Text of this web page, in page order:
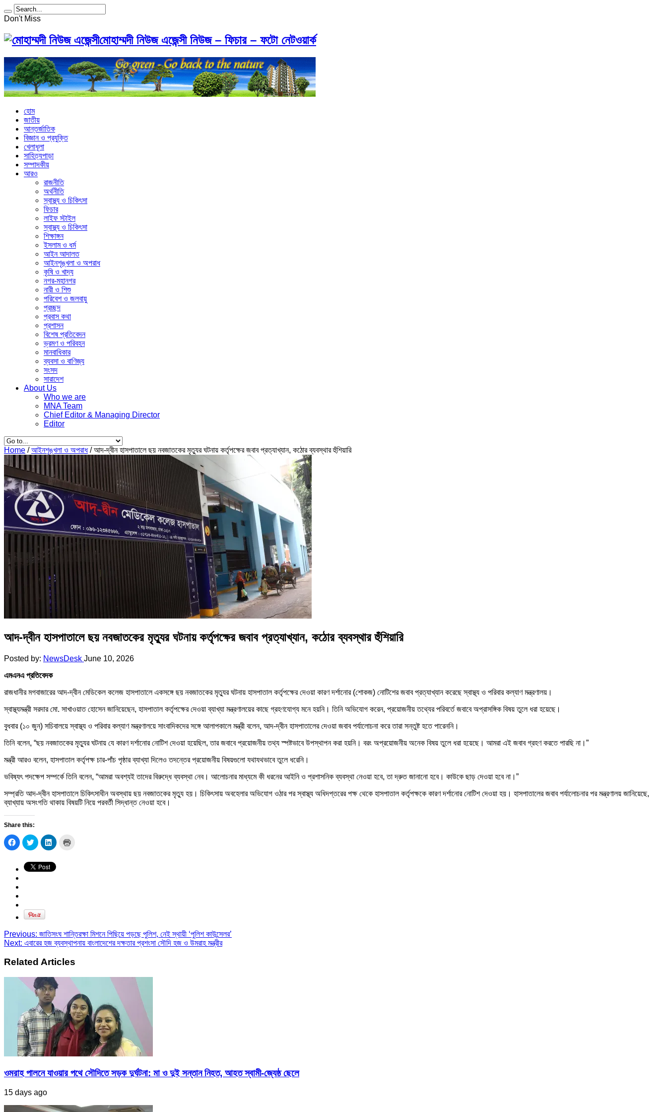
Don't Miss
মোহাম্মদী নিউজ এজেন্সী নিউজ – ফিচার – ফটো নেটওয়ার্ক
হোম
জাতীয়
আন্তর্জাতিক
বিজ্ঞান ও প্রযুক্তি
খেলাধূলা
সাহিত্যপাড়া
সম্পাদকীয়
আরও
রাজনীতি
অর্থনীতি
স্বাস্থ্য ও চিকিৎসা
ফিচার
লাইফ স্টাইল
স্বাস্থ্য ও চিকিৎসা
শিক্ষাঙ্গন
ইসলাম ও ধর্ম
আইন আদালত
আইনশৃঙ্খলা ও অপরাধ
কৃষি ও খাদ্য
নগর-মহানগর
নারী ও ‍শিশু
পরিবেশ ও জলবায়ু
প্রচ্ছদ
প্রবাস কথা
প্রশাসন
বিশেষ প্রতিবেদন
ভ্রমণ ও পরিবহন
মানবাধিকার
ব্যবসা ও বাণিজ্য
সংসদ
সারাদেশ
About Us
Who we are
MNA Team
Chief Editor & Managing Director
Editor
Home /আইনশৃঙ্খলা ও অপরাধ/আদ-দ্বীন হাসপাতালে ছয় নবজাতকের মৃত্যুর ঘটনায় কর্তৃপক্ষের জবাব প্রত্যাখ্যান, কঠোর ব্যবস্থার হুঁশিয়ারি
আদ-দ্বীন হাসপাতালে ছয় নবজাতকের মৃত্যুর ঘটনায় কর্তৃপক্ষের জবাব প্রত্যাখ্যান, কঠোর ব্যবস্থার হুঁশিয়ারি
Posted by: NewsDesk June 10, 2026
এমএনএ প্রতিবেদক
রাজধানীর মগবাজারের আদ-দ্বীন মেডিকেল কলেজ হাসপাতালে একসঙ্গে ছয় নবজাতকের মৃত্যুর ঘটনায় হাসপাতাল কর্তৃপক্ষের দেওয়া কারণ দর্শানোর (শোকজ) নোটিশের জবাব প্রত্যাখ্যান করেছে স্বাস্থ্য ও পরিবার কল্যাণ মন্ত্রণালয়।
স্বাস্থ্যমন্ত্রী সরদার মো. সাখাওয়াত হোসেন জানিয়েছেন, হাসপাতাল কর্তৃপক্ষের দেওয়া ব্যাখ্যা মন্ত্রণালয়ের কাছে গ্রহণযোগ্য মনে হয়নি। তিনি অভিযোগ করেন, প্রয়োজনীয় তথ্যের পরিবর্তে জবাবে অপ্রাসঙ্গিক বিষয় তুলে ধরা হয়েছে।
বুধবার (১০ জুন) সচিবালয়ে স্বাস্থ্য ও পরিবার কল্যাণ মন্ত্রণালয়ে সাংবাদিকদের সঙ্গে আলাপকালে মন্ত্রী বলেন, আদ-দ্বীন হাসপাতালের দেওয়া জবাব পর্যালোচনা করে তারা সন্তুষ্ট হতে পারেননি।
তিনি বলেন, “ছয় নবজাতকের মৃত্যুর ঘটনায় যে কারণ দর্শানোর নোটিশ দেওয়া হয়েছিল, তার জবাবে প্রয়োজনীয় তথ্য স্পষ্টভাবে উপস্থাপন করা হয়নি। বরং অপ্রয়োজনীয় অনেক বিষয় তুলে ধরা হয়েছে। আমরা এই জবাব গ্রহণ করতে পারছি না।”
মন্ত্রী আরও বলেন, হাসপাতাল কর্তৃপক্ষ চার-পাঁচ পৃষ্ঠার ব্যাখ্যা দিলেও তদন্তের প্রয়োজনীয় বিষয়গুলো যথাযথভাবে তুলে ধরেনি।
ভবিষ্যৎ পদক্ষেপ সম্পর্কে তিনি বলেন, “আমরা অবশ্যই তাদের বিরুদ্ধে ব্যবস্থা নেব। আলোচনার মাধ্যমে কী ধরনের আইনি ও প্রশাসনিক ব্যবস্থা নেওয়া হবে, তা দ্রুত জানানো হবে। কাউকে ছাড় দেওয়া হবে না।”
সম্প্রতি আদ-দ্বীন হাসপাতালে চিকিৎসাধীন অবস্থায় ছয় নবজাতকের মৃত্যু হয়। চিকিৎসায় অবহেলার অভিযোগ ওঠার পর স্বাস্থ্য অধিদপ্তরের পক্ষ থেকে হাসপাতাল কর্তৃপক্ষকে কারণ দর্শানোর নোটিশ দেওয়া হয়। হাসপাতালের জবাব পর্যালোচনার পর মন্ত্রণালয় জানিয়েছে,
ব্যাখ্যায় অসংগতি থাকায় বিষয়টি নিয়ে পরবর্তী সিদ্ধান্ত নেওয়া হবে।
Share this:
Click
to
share
Facebook
(Opens
in
new
window)
Click
to
share
Twitter
(Opens
Click
to
LinkedIn
(Opens
Previous: জাতিসংঘ শান্তিরক্ষা মিশনে পিছিয়ে পড়ছে পুলিশ, নেই স্থায়ী ‘পুলিশ কাউন্সেলর’
Next: এবারের হজ ব্যবস্থাপনায় বাংলাদেশের দক্ষতার প্রশংসা সৌদি হজ ও উমরাহ মন্ত্রীর
Related Articles
ওমরাহ পালনে যাওয়ার পথে সৌদিতে সড়ক দুর্ঘটনা: মা ও দুই সন্তান নিহত, আহত স্বামী-জ্যেষ্ঠ ছেলে
15 days ago